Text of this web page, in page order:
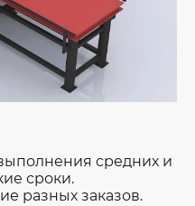
средних и
сроки.
разных заказов.